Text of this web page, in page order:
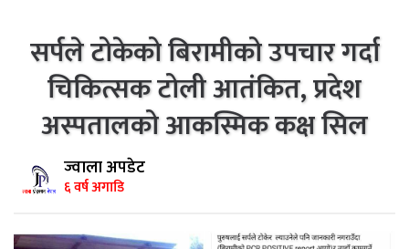
सर्पले टोकेको बिरामीको उपचार गर्दा
चिकित्सक टोली आतंकित, प्रदेश
अस्पतालको आकस्मिक कक्ष सिल
ज्वाला अपडेट
६ वर्ष अगाडि